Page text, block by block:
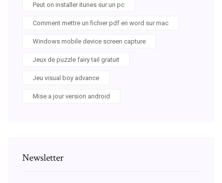
Peut on installer itunes sur un pc
Comment mettre un fichier pdf en word sur mac
Windows mobile device screen capture
Jeux de puzzle fairy tail gratuit
Jeu visual boy advance
Mise a jour version android
Newsletter